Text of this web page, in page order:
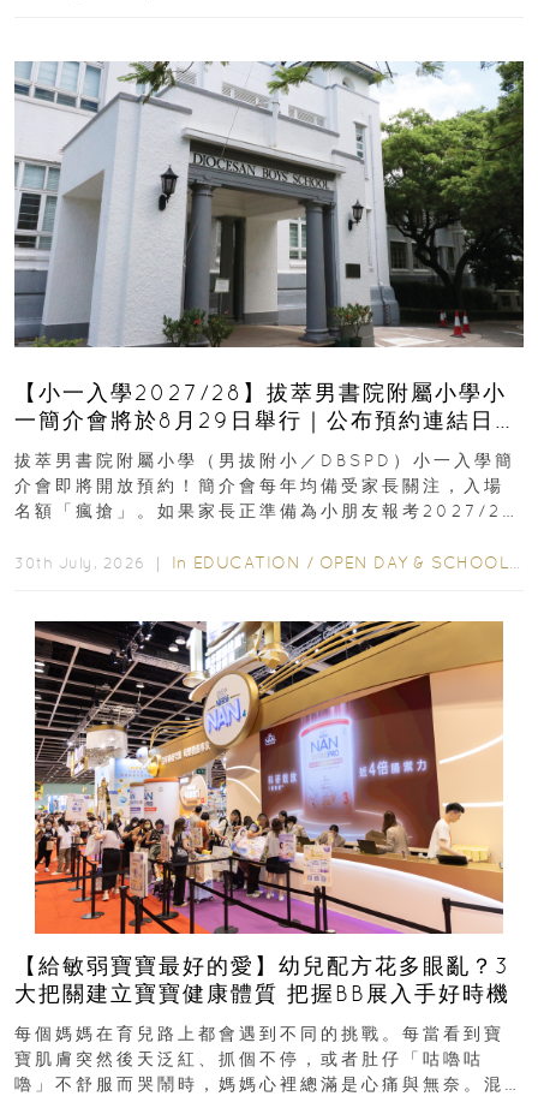
【小一入學2027/28】拔萃男書院附屬小學小
一簡介會將於8月29日舉行｜公布預約連結日期
｜更設有網上重溫
拔萃男書院附屬小學（男拔附小／DBSPD）小一入學簡
介會即將開放預約！簡介會每年均備受家長關注，入場
名額「瘋搶」。如果家長正準備為小朋友報考2027/28
30th July, 2026 ｜ In EDUCATION / OPEN DAY & SCHOOL EVENTS
【給敏弱寶寶最好的愛】幼兒配方花多眼亂？3
大把關建立寶寶健康體質 把握BB展入手好時機
每個媽媽在育兒路上都會遇到不同的挑戰。每當看到寶
寶肌膚突然後天泛紅、抓個不停，或者肚仔「咕嚕咕
嚕」不舒服而哭鬧時，媽媽心裡總滿是心痛與無奈。混